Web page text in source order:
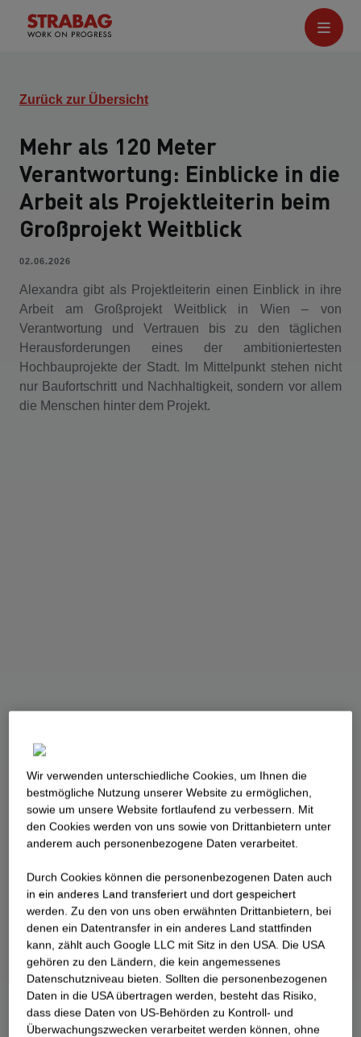
Zurück zur Übersicht
Mehr als 120 Meter
Verantwortung: Einblicke in die
Arbeit als Projektleiterin beim
Großprojekt Weitblick
02.06.2026
Alexandra gibt als Projektleiterin einen Einblick in ihre
Arbeit am Großprojekt Weitblick in Wien – von
Verantwortung und Vertrauen bis zu den täglichen
Herausforderungen eines der ambitioniertesten
Hochbauprojekte der Stadt. Im Mittelpunkt stehen nicht
nur Baufortschritt und Nachhaltigkeit, sondern vor allem
die Menschen hinter dem Projekt.
Wir verwenden unterschiedliche Cookies, um Ihnen die
best­mögliche Nutzung unserer Website zu ermöglichen,
sowie um unsere Website fortlaufend zu verbessern. Mit
den Cookies werden von uns sowie von Drittanbietern unter
anderem auch personenbezogene Daten verarbeitet.
Durch Cookies können die personenbezogenen Daten auch
in ein anderes Land transferiert und dort gespeichert
werden. Zu den von uns oben erwähnten Drittanbietern, bei
denen ein Datentransfer in ein anderes Land stattfinden
kann, zählt auch Google LLC mit Sitz in den USA. Die USA
gehören zu den Ländern, die kein angemessenes
Datenschutzniveau bieten. Sollten die personenbezogenen
Daten in die USA übertragen werden, besteht das Risiko,
dass diese Daten von US-Behörden zu Kontroll- und
Überwachungszwecken verarbeitet werden können, ohne